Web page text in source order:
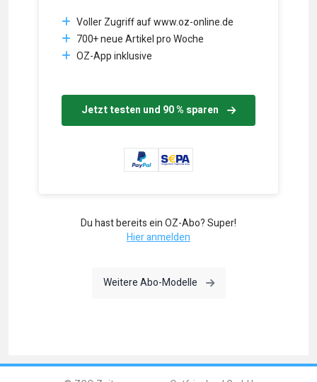
Voller Zugriff auf www.oz-online.de
700+ neue Artikel pro Woche
OZ-App inklusive
Jetzt testen und 90 % sparen
Du hast bereits ein OZ-Abo? Super!
Hier anmelden
Weitere Abo-Modelle